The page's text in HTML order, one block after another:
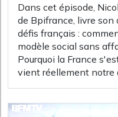
Dans cet épisode,
de Bpifrance, livre son
défis français :
modèle social sans
Pourquoi la France
vient réellement notre